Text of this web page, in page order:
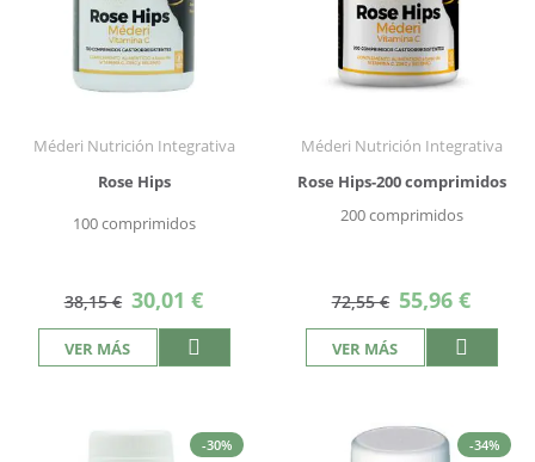
Méderi Nutrición Integrativa
Rose Hips
100 comprimidos
38,15 € Precio
especial
30,01 €
VER MÁS
Méderi Nutrición Integrativa
Rose Hips-200 comprimidos
200 comprimidos
72,55 € Precio
especial
55,96 €
VER MÁS
-30% -34%